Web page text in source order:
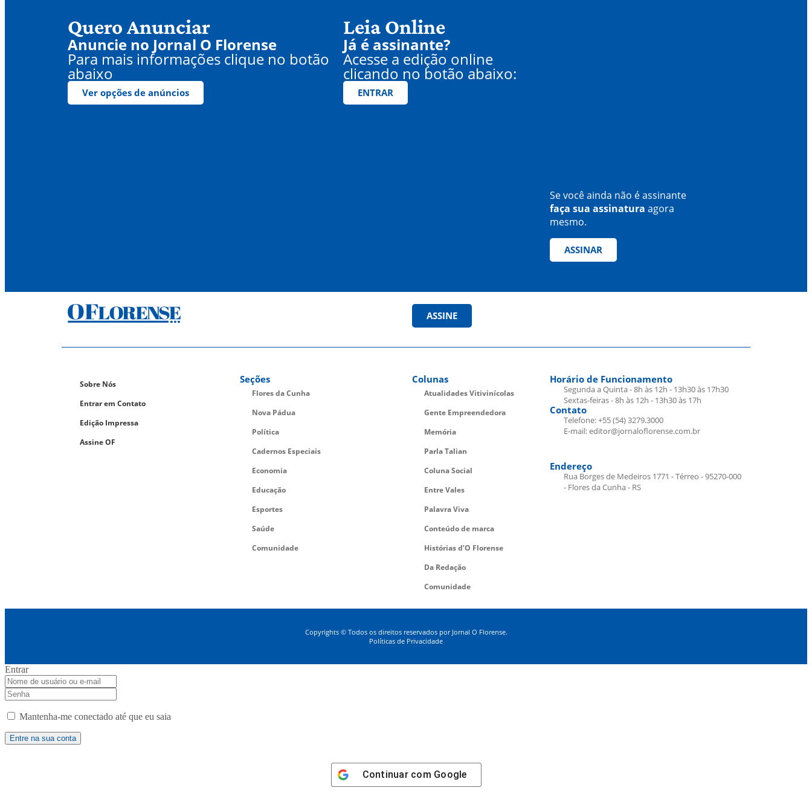
Quero Anunciar
Anuncie no Jornal O Florense
Para mais informações clique no botão
abaixo
Ver opções de anúncios
Leia Online
Já é assinante?
Acesse a edição online
clicando no botão abaixo:
ENTRAR
Se você ainda não é assinante
faça sua assinatura agora
mesmo.
ASSINAR
ASSINE
Sobre Nós
Entrar em Contato
Edição Impressa
Assine OF
Seções
Flores da Cunha
Nova Pádua
Política
Cadernos Especiais
Economia
Educação
Esportes
Saúde
Comunidade
Colunas
Atualidades Vitivinícolas
Gente Empreendedora
Memória
Parla Talian
Coluna Social
Entre Vales
Palavra Viva
Conteúdo de marca
Histórias d’O Florense
Da Redação
Comunidade
Horário de Funcionamento
Segunda a Quinta - 8h às 12h - 13h30 às 17h30
Sextas-feiras - 8h às 12h - 13h30 às 17h
Contato
Telefone: +55 (54) 3279.3000
E-mail: editor@jornaloflorense.com.br
Endereço
Rua Borges de Medeiros 1771 - Térreo - 95270-000
- Flores da Cunha - RS
Copyrights © Todos os direitos reservados por Jornal O Florense.
Políticas de Privacidade
Entrar
Mantenha-me conectado até que eu saia
Continuar com Google